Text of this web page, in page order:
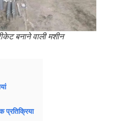
बनाने वाली मशीन
प्रतिक्रिया